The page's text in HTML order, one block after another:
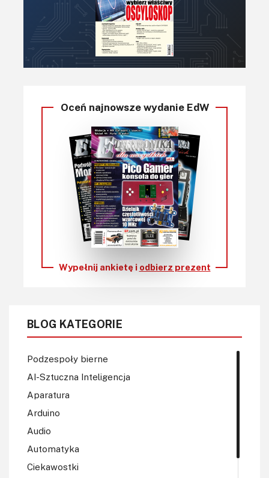
Oceń najnowsze wydanie EdW
Wypełnij ankietę i odbierz prezent
BLOG KATEGORIE
Podzespoły bierne
AI-Sztuczna Inteligencja
Aparatura
Arduino
Audio
Automatyka
Ciekawostki